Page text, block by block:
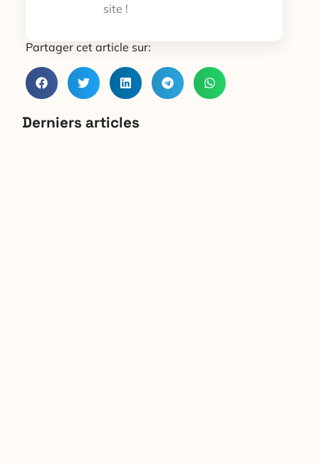
site !
Partager cet article sur:
Derniers articles